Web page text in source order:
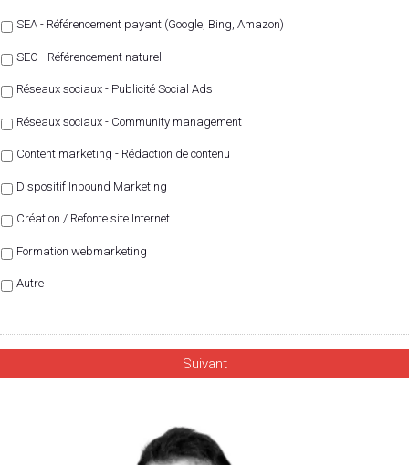
SEA - Référencement payant (Google, Bing, Amazon)
SEO - Référencement naturel
Réseaux sociaux - Publicité Social Ads
Réseaux sociaux - Community management
Content marketing - Rédaction de contenu
Dispositif Inbound Marketing
Création / Refonte site Internet
Formation webmarketing
Autre